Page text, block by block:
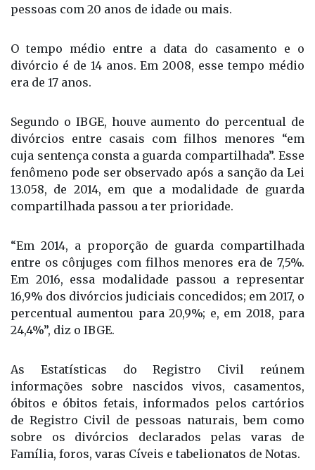
pessoas com 20 anos de idade ou mais.
O tempo médio entre a data do casamento e o
divórcio é de 14 anos. Em 2008, esse tempo médio
era de 17 anos.
Segundo o IBGE, houve aumento do percentual de
divórcios entre casais com filhos menores “em
cuja sentença consta a guarda compartilhada”. Esse
fenômeno pode ser observado após a sanção da Lei
13.058, de 2014, em que a modalidade de guarda
compartilhada passou a ter prioridade.
“Em 2014, a proporção de guarda compartilhada
entre os cônjuges com filhos menores era de 7,5%.
Em 2016, essa modalidade passou a representar
16,9% dos divórcios judiciais concedidos; em 2017, o
percentual aumentou para 20,9%; e, em 2018, para
24,4%”, diz o IBGE.
As Estatísticas do Registro Civil reúnem
informações sobre nascidos vivos, casamentos,
óbitos e óbitos fetais, informados pelos cartórios
de Registro Civil de pessoas naturais, bem como
sobre os divórcios declarados pelas varas de
Família, foros, varas Cíveis e tabelionatos de Notas.